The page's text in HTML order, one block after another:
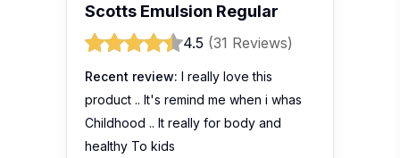
Scotts Emulsion Regular
4.5 (31 Reviews)
Recent review: I really love this
product .. It's remind me when i whas
Childhood .. It really for body and
healthy To kids